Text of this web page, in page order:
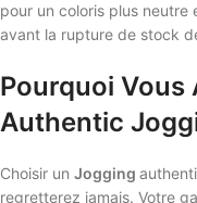
pour un coloris plus neutre
avant la rupture de stock
Pourquoi Vous
Authentic
Choisir un Jogging
regretterez jamais. Votre